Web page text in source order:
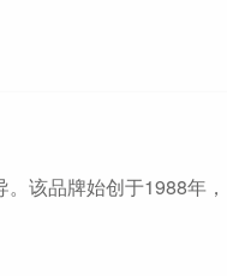
该品牌始创于1988年，